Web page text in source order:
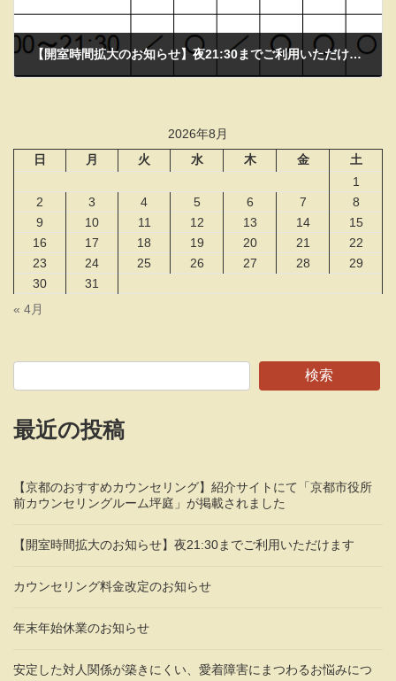
【開室時間拡大のお知らせ】夜21:30までご利用いただけます
2026年8月
日
月 火 水 木 金
土
1
2
3 4 5 6 7
8
9
10 11 12 13 14
15
16
17 18 19 20 21
22
23
24 25 26 27 28
29
30
31
« 4月
検索
最近の投稿
【京都のおすすめカウンセリング】紹介サイトにて「京都市役所
前カウンセリングルーム坪庭」が掲載されました
【開室時間拡大のお知らせ】夜21:30までご利用いただけます
カウンセリング料金改定のお知らせ
年末年始休業のお知らせ
安定した対人関係が築きにくい、愛着障害にまつわるお悩みにつ